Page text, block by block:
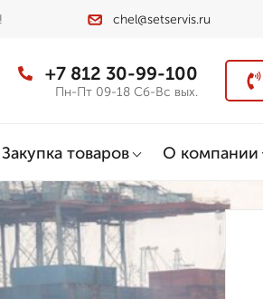
chel@setservis.ru
+7 812 30-99-100
Пн-Пт 09-18 Сб-Вс вых.
Закупка товаров О компании